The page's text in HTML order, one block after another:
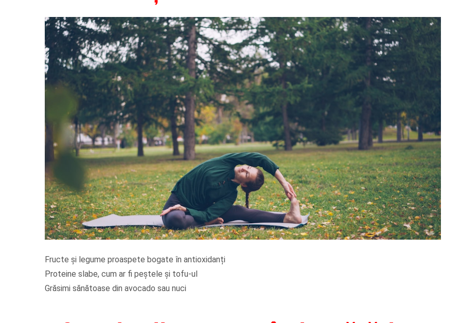
Fructe și legume proaspete bogate în antioxidanți
Proteine slabe, cum ar fi peștele și tofu-ul
Grăsimi sănătoase din avocado sau nuci